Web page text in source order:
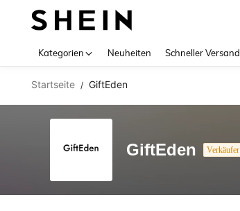
Kategorien Neuheiten Schneller Versand
Startseite / GiftEden
GiftEden Verkäufer